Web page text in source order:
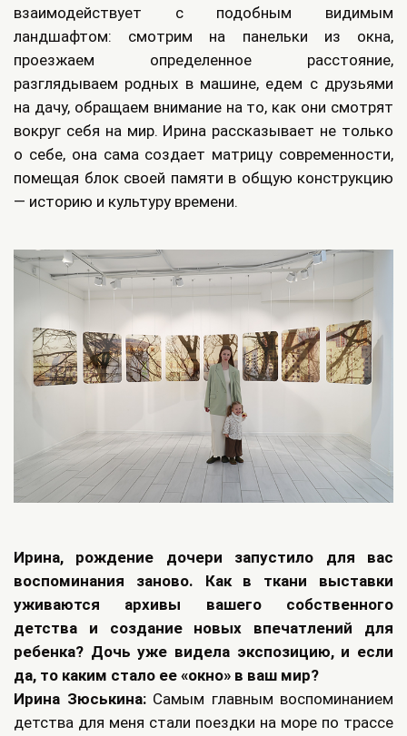
взаимодействует с подобным видимым
ландшафтом: смотрим на панельки из окна,
проезжаем определенное расстояние,
разглядываем родных в машине, едем с друзьями
на дачу, обращаем внимание на то, как они смотрят
вокруг себя на мир. Ирина рассказывает не только
о себе, она сама создает матрицу современности,
помещая блок своей памяти в общую конструкцию
— историю и культуру времени.
Ирина, рождение дочери запустило для вас
воспоминания заново. Как в ткани выставки
уживаются архивы вашего собственного
детства и создание новых впечатлений для
ребенка? Дочь уже видела экспозицию, и если
да, то каким стало ее «окно» в ваш мир?
Ирина Зюськина: Самым главным воспоминанием
детства для меня стали поездки на море по трассе